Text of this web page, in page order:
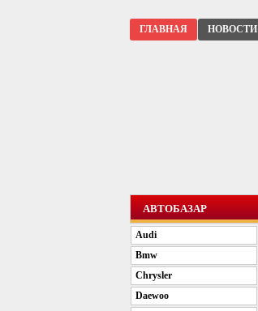
ГЛАВНАЯ НОВОСТИ
АВТОБАЗАР
Audi
Bmw
Chrysler
Daewoo